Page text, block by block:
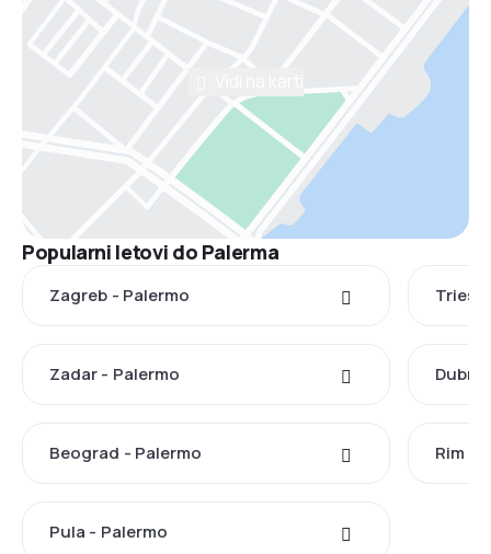
Popularni letovi do Palerma
Zagreb - Palermo
Zadar - Palermo
Beograd - Palermo Rim -
Pula - Palermo